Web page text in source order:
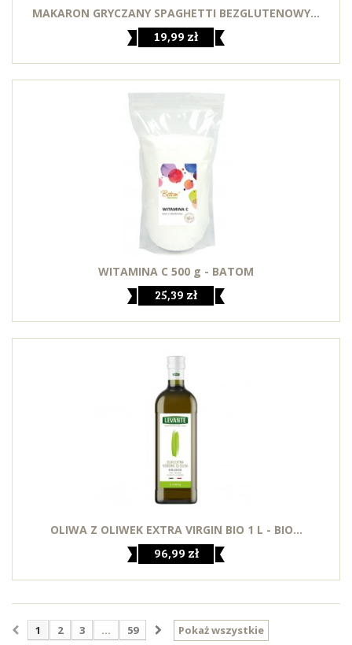
MAKARON GRYCZANY SPAGHETTI BEZGLUTENOWY...
19,99 zł
WITAMINA C 500 g - BATOM
25,39 zł
OLIWA Z OLIWEK EXTRA VIRGIN BIO 1 L - BIO...
96,99 zł
Pokaż wszystkie
1 2 3 ... 59